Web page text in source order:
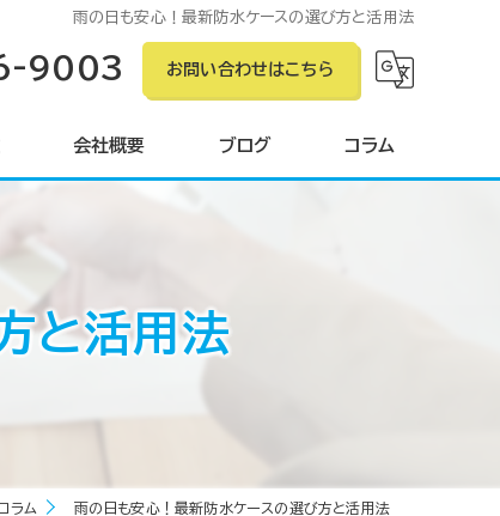
雨の日も安心！最新防水ケースの選び方と活用法
9003 お問い合わせはこちら
会社概要 ブログ コラム
と活用法
コラム 雨の日も安心！最新防水ケースの選び方と活用法